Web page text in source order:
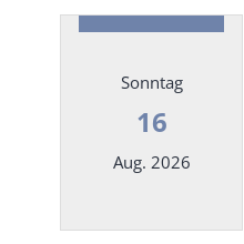
Sonntag
16
Aug. 2026